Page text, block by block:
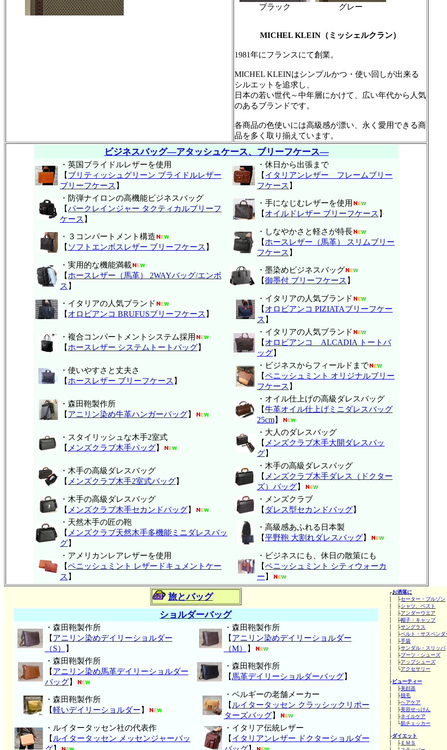
ブラック グレー
MICHEL KLEIN（ミッシェルクラン）
1981年にフランスにて創業。
MICHEL KLEINはシンプルかつ・使い回しが出来る
シルエットを追求し、
日本の若い世代～中年層にかけて、広い年代から人気
のあるブランドです。
各商品の色使いには高級感が漂い、永く愛用できる商
品を多く取り揃えています。
ビジネスバッグ―アタッシュケース、ブリーフケース―
・英国ブライドルレザーを使用
【 ブリティッシュグリーン ブライドルレザー
ブリーフケース 】
・休日から出張まで
【 イタリアンレザー フレームブリー
フケース 】
・防弾ナイロンの高機能ビジネスバッグ
【パークレインジャー タクティカルブリーフ
ケース 】
・手になじむレザーを使用
【 オイルドレザー ブリーフケース 】
・３コンパートメント構造
【 ソフトエンボスレザー ブリーフケース 】
・しなやかさと軽さが特長
【 ホースレザー（馬革） スリムブリー
フケース 】
・実用的な機能満載
【 ホースレザー（馬革） 2WAYバッグ/エンボ
ス 】
・墨染めビジネスバッグ
【御墨付 ブリーフケース 】
・イタリアの人気ブランド
【 オロビアンコ BRUFUSブリーフケース 】
・イタリアの人気ブランド
【 オロビアンコ PIZIATAブリーフケー
ス 】
・複合コンパートメントシステム採用
【 ホースレザー システムトートバッグ】
・イタリアの人気ブランド
【 オロビアンコ ALCADIA トートバ
ッグ】
・使いやすさと丈夫さ
【 ホースレザー ブリーフケース 】
・ビジネスからフィールドまで
【ペニッシュミント オリジナルブリー
フケース 】
・森田鞄製作所
【 アニリン染め牛革ハンガーバッグ】
・オイル仕上げの高級ダレスバッグ
【牛革オイル仕上げミニダレスバッグ
25cm】
・スタイリッシュな木手2室式
【 メンズクラブ木手バッグ】
・大人のダレスバッグ
【 メンズクラブ木手大開ダレスバッ
グ】
・木手の高級ダレスバッグ
【 メンズクラブ木手2室式バッグ】
・木手の高級ダレスバッグ
【 メンズクラブ木手ダレス（ドクター
ズ）バッグ】
・木手の高級ダレスバッグ
【 メンズクラブ木手セカンドバッグ】
・メンズクラブ
【 ダレス型セカンドバッグ】
・天然木手の匠の鞄
【 メンズクラブ天然木手多機能ミニダレスバッ
グ】
・高級感あふれる日本製
【平野鞄 大割れダレスバッグ】
・アメリカンレアレザーを使用
【ペニッシュミント レザードキュメントケー
ス 】
・ビジネスにも、休日の散策にも
【ペニッシュミント シティウォーカ
ー 】
旅とバッグ ┌お洒落に
│ ├セーター・ブルゾン
│ ├シャツ、ベスト
│ ├アンダーウエア
│ ├帽子・キャップ
│ ├サングラス
│ ├ベルト・サスペンダ
│ ├手袋
│ ├サンダル・スリッパ
│ ├ブーツ・シューズ
│ ├アップシューズ
│ └アクセサリー
├ビューティー
│ ├美顔器
│ ├脱毛
│ ├ヘアケア
│ ├美容せっけん
│ ├ネイルケア
│ └肌チェッカー
├ダイエット
│ ├ＥＭＳ
ショルダーバッグ
・森田鞄製作所
【 アニリン染めデイリーショルダー
（S）
】
・森田鞄製作所
【 アニリン染めデイリーショルダー
（M）
】
・森田鞄製作所
【 アニリン染め馬革デイリーショルダー
バッグ】
・森田鞄製作所
【 馬革デイリーショルダーバッグ】
・森田鞄製作所
【軽いデイリーショルダー 】
・ベルギーの老舗メーカー
【 ルイタータッセン クラッシックリポー
ターズバッグ】
・ルイタータッセン社の代表作
【 ルイタータッセン メッセンジャーバッ
・イタリア伝統レザー
【 イタリアンレザー ドクターショルダー